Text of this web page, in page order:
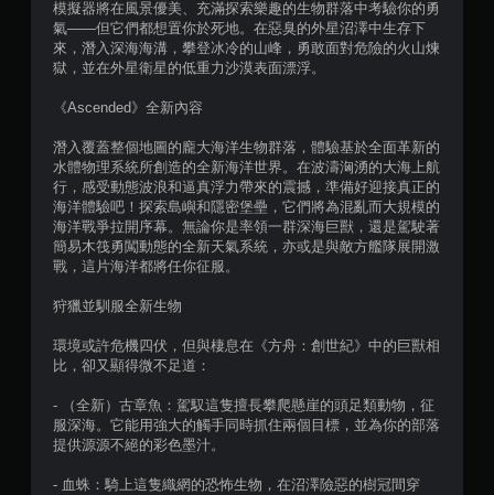
模擬器將在風景優美、充滿探索樂趣的生物群落中考驗你的勇
氣——但它們都想置你於死地。在惡臭的外星沼澤中生存下
來，潛入深海海溝，攀登冰冷的山峰，勇敢面對危險的火山煉
獄，並在外星衛星的低重力沙漠表面漂浮。
《Ascended》全新內容
潛入覆蓋整個地圖的龐大海洋生物群落，體驗基於全面革新的
水體物理系統所創造的全新海洋世界。在波濤洶湧的大海上航
行，感受動態波浪和逼真浮力帶來的震撼，準備好迎接真正的
海洋體驗吧！探索島嶼和隱密堡壘，它們將為混亂而大規模的
海洋戰爭拉開序幕。無論你是率領一群深海巨獸，還是駕駛著
簡易木筏勇闖動態的全新天氣系統，亦或是與敵方艦隊展開激
戰，這片海洋都將任你征服。
狩獵並馴服全新生物
環境或許危機四伏，但與棲息在《方舟：創世紀》中的巨獸相
比，卻又顯得微不足道：
- （全新）古章魚：駕馭這隻擅長攀爬懸崖的頭足類動物，征
服深海。它能用強大的觸手同時抓住兩個目標，並為你的部落
提供源源不絕的彩色墨汁。
- 血蛛：騎上這隻織網的恐怖生物，在沼澤險惡的樹冠間穿